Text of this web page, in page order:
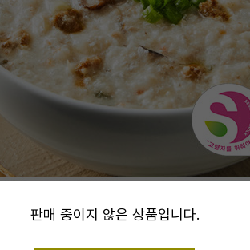
판매 중이지 않은 상품입니다.